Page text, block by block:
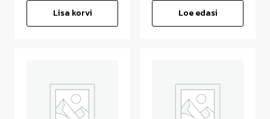
Lisa korvi Loe edasi